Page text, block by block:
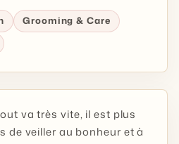
Grooming & Care
va très vite, il est plus
de veiller au bonheur et à